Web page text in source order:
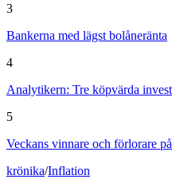
3
Bankerna med lägst bolåneränta
4
Analytikern: Tre köpvärda
5
Veckans vinnare och förlorare
krönika/Inflation